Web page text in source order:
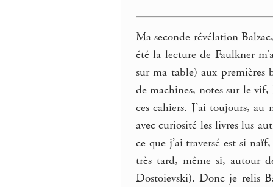
Ma seconde révélation
été la lecture de Faulkner
sur ma table) aux premières
de machines, notes sur le
ces cahiers. J’ai toujours,
avec curiosité les livres lus
ce que j’ai traversé est si
très tard, même si, autour
Dostoievski). Donc je relis